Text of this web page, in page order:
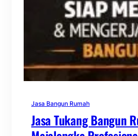
Jasa Bangun Rumah
Jasa Tukang Bangun